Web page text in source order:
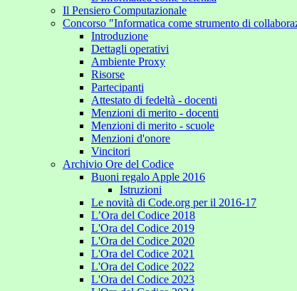
Il Pensiero Computazionale
Concorso "Informatica come strumento di
Introduzione
Dettagli operativi
Ambiente Proxy
Risorse
Partecipanti
Attestato di fedeltà - docenti
Menzioni di merito - docenti
Menzioni di merito - scuole
Menzioni d'onore
Vincitori
Archivio Ore del Codice
Buoni regalo Apple 2016
Istruzioni
Le novità di Code.org per il 2016-17
L’Ora del Codice 2018
L'Ora del Codice 2019
L'Ora del Codice 2020
L'Ora del Codice 2021
L'Ora del Codice 2022
L'Ora del Codice 2023